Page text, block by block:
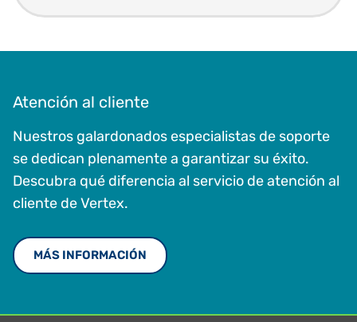
Atención al cliente
Nuestros galardonados especialistas de soporte
se dedican plenamente a garantizar su éxito.
Descubra qué diferencia al servicio de atención al
cliente de Vertex.
MÁS INFORMACIÓN